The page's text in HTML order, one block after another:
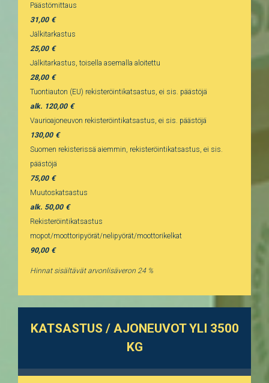
Päästömittaus
31,00
Jälkitarkastus
25,00
Jälkitarkastus, toisella asemalla aloitettu
28,00
Tuontiauton (EU) rekisteröintikatsastus, ei sis. päästöjä
alk. 120,00
Vaurioajoneuvon rekisteröintikatsastus, ei sis. päästöjä
130,00
Suomen rekisterissä aiemmin, rekisteröintikatsastus, ei sis.
päästöjä
75,00
Muutoskatsastus
alk. 50,00
Rekisteröintikatsastus
mopot/moottoripyörät/nelipyörät/moottorikelkat
90,00
Hinnat sisältävät arvonlisäveron 24 %
KATSASTUS / AJONEUVOT YLI 3500
KG